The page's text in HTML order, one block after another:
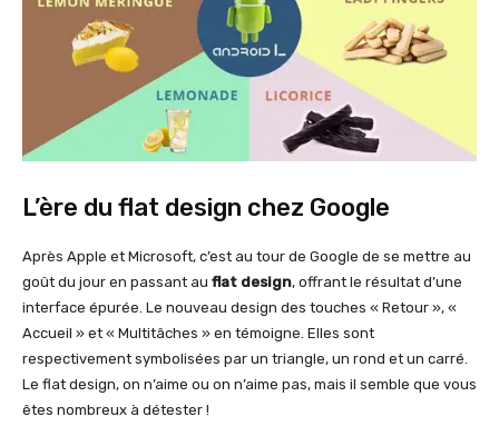
L’ère du flat design chez Google
Après Apple et Microsoft, c’est au tour de Google de se mettre au
goût du jour en passant au flat design, offrant le résultat d’une
interface épurée. Le nouveau design des touches « Retour », «
Accueil » et « Multitâches » en témoigne. Elles sont
respectivement symbolisées par un triangle, un rond et un carré.
Le flat design, on n’aime ou on n’aime pas, mais il semble que vous
êtes nombreux à détester !